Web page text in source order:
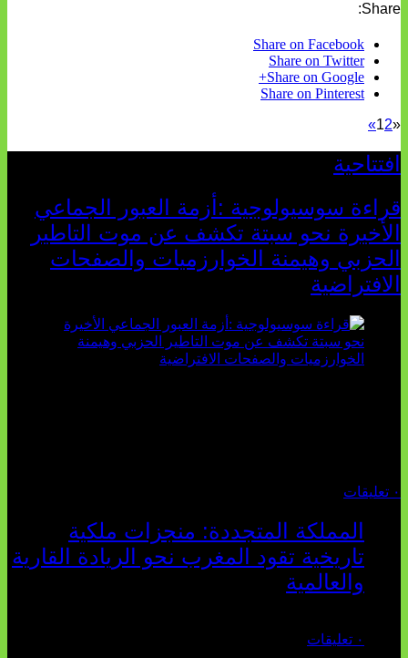
Share:
Share on Facebook
Share on Twitter
Share on Google+
Share on Pinterest
«
12
»
افتتاحية
قراءة سوسيولوجية :أزمة العبور الجماعي
الأخيرة نحو سبتة تكشف عن موت التاطير
الحزبي وهيمنة الخوارزميات والصفحات
الافتراضية
٠ تعليقات
المملكة المتجددة: منجزات ملكية
تاريخية تقود المغرب نحو الريادة القارية
والعالمية
٠ تعليقات